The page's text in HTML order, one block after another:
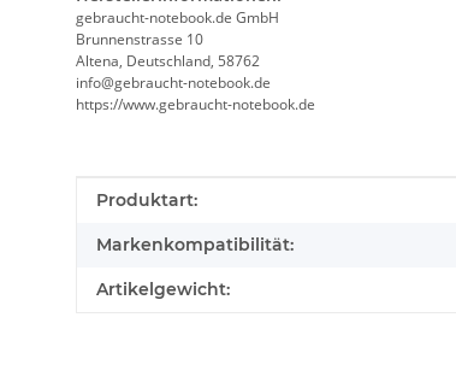
gebraucht-notebook.de GmbH
Brunnenstrasse 10
Altena, Deutschland, 58762
info@gebraucht-notebook.de
https://www.gebraucht-notebook.de
Produkteigenschaft
Wert
Produktart:
Markenkompatibilität:
Artikelgewicht: